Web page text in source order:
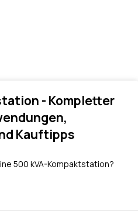
- Kompletter
Kauftipps
500 kVA-Kompaktstation?